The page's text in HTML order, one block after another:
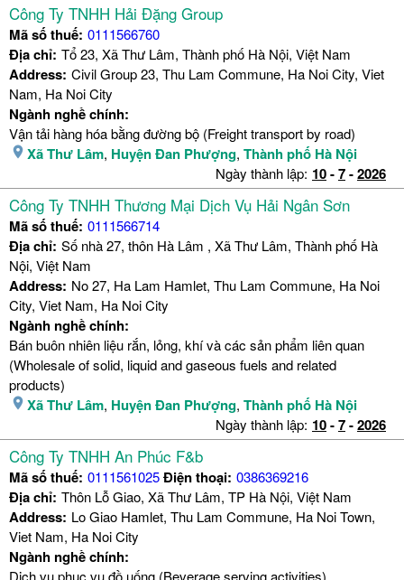
Công Ty TNHH Hải Đặng Group
Mã số thuế: 0111566760
Địa chỉ: Tổ 23, Xã Thư Lâm, Thành phố Hà Nội, Việt Nam
Address: Civil Group 23, Thu Lam Commune, Ha Noi City, Viet
Nam, Ha Noi City
Ngành nghề chính:
Vận tải hàng hóa bằng đường bộ (Freight transport by road)
Xã Thư Lâm, Huyện Đan Phượng, Thành phố Hà Nội
Ngày thành lập: 10-7-2026
Công Ty TNHH Thương Mại Dịch Vụ Hải Ngân Sơn
Mã số thuế: 0111566714
Địa chỉ: Số nhà 27, thôn Hà Lâm , Xã Thư Lâm, Thành phố Hà
Nội, Việt Nam
Address: No 27, Ha Lam Hamlet, Thu Lam Commune, Ha Noi
City, Viet Nam, Ha Noi City
Ngành nghề chính:
Bán buôn nhiên liệu rắn, lỏng, khí và các sản phẩm liên quan
(Wholesale of solid, liquid and gaseous fuels and related
products)
Xã Thư Lâm, Huyện Đan Phượng, Thành phố Hà Nội
Ngày thành lập: 10-7-2026
Công Ty TNHH An Phúc F&b
Mã số thuế: 0111561025Điện thoại: 0386369216
Địa chỉ: Thôn Lỗ Giao, Xã Thư Lâm, TP Hà Nội, Việt Nam
Address: Lo Giao Hamlet, Thu Lam Commune, Ha Noi Town,
Viet Nam, Ha Noi City
Ngành nghề chính:
Dịch vụ phục vụ đồ uống (Beverage serving activities)